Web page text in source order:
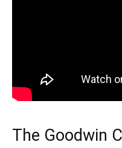
The Goodwin